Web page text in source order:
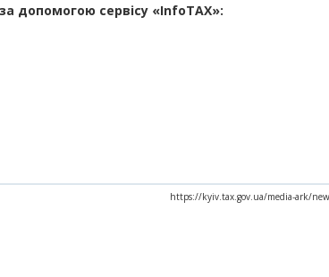
допомогою сервісу «InfoTAX»:
https://kyiv.tax.gov.ua/media-ark/